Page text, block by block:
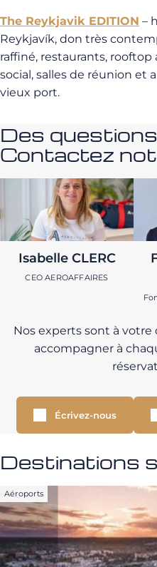
The Reykjavik EDITION –
Reykjavík, don très
raffiné, restaurants,
social, salles de réunion et
vieux port.
Des
Contactez
Isabelle CLERC
CEO AEROAFFAIRES
Nos experts sont à
accompagner à
Écrivez-nous
Destinations
Aéroports